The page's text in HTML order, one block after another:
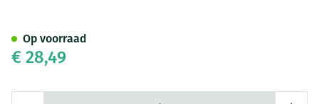
€ 28,49
Op voorraad